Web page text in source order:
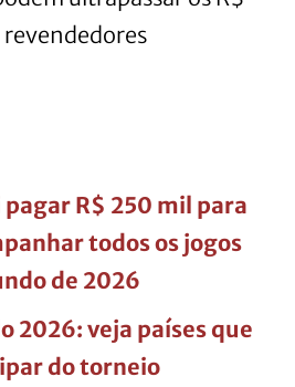
pagar R$ 250 mil para
todos os jogos
de 2026
2026: veja países que
do torneio